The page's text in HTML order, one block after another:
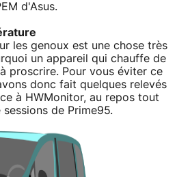
d'Asus.
les genoux est une chose très
un appareil qui chauffe de
proscrire. Pour vous éviter ce
donc fait quelques relevés
à HWMonitor, au repos tout
de Prime95.